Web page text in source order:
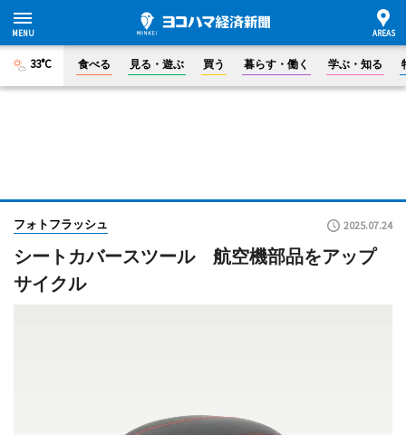
33°C 食べる 見る・遊ぶ 買う 暮らす・働く 学ぶ・知る
フォトフラッシュ 2025.07.24
シートカバースツール 航空機部品をアップ
サイクル